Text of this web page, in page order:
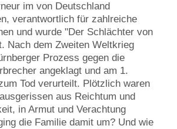
im von Deutschland
verantwortlich für zahlreiche
und wurde "Der Schlächter von
Nach dem Zweiten Weltkrieg
Prozess gegen die
angeklagt und am 1.
Tod verurteilt. Plötzlich waren
aus Reichtum und
in Armut und Verachtung
die Familie damit um? Und wie